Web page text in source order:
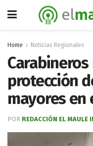
Home Noticias Regionales
protección
mayores en
POR REDACCIÓN EL MAULE